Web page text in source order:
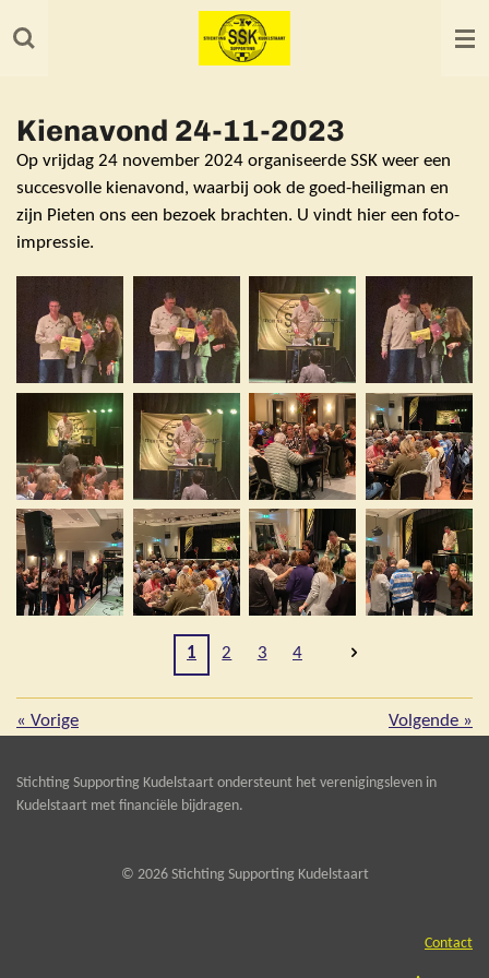
Ga
direct
hoofdinhoud
Kienavond 24-11-2023
Op vrijdag 24 november 2024 organiseerde SSK weer een
succesvolle kienavond, waarbij ook de goed-heiligman en
zijn Pieten ons een bezoek brachten. U vindt hier een foto-
impressie.
1 2 3 4
« Vorige Volgende »
Stichting Supporting Kudelstaart ondersteunt het verenigingsleven in
Kudelstaart met financiële bijdragen.
© 2026 Stichting Supporting Kudelstaart
Contact